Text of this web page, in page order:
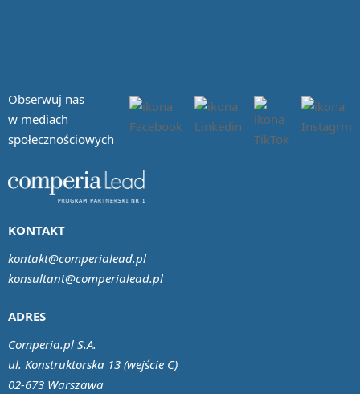
Obserwuj nas
w mediach
społecznościowych
ADRES
Comperia.pl S.A.
ul. Konstruktorska 13 (wejście C)
02-673 Warszawa
KONTAKT
kontakt@comperialead.pl
konsultant@comperialead.pl